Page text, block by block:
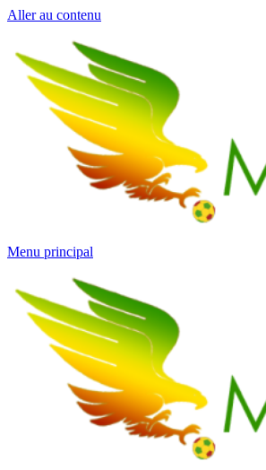
Aller au contenu
Menu principal